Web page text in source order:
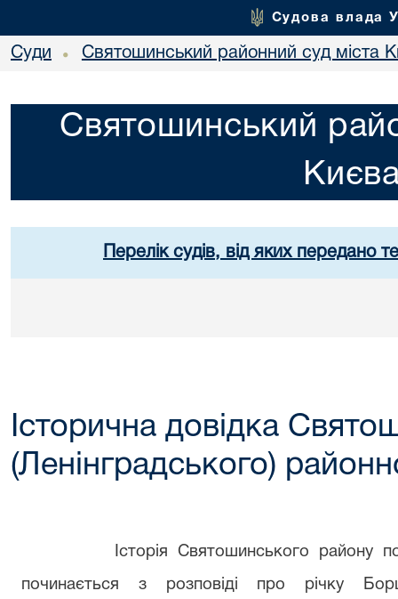
Судова влада
Суди • Святошинський районний суд міста
Святошинський
Перелік судів, від яких передано
Історична довідка
(Ленінградського)
Історія Святошинського району
починається з розповіді про річку